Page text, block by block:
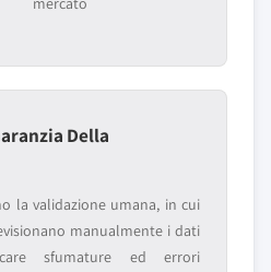
Della
la validazione umana, in cui
manualmente i dati
sfumature ed errori